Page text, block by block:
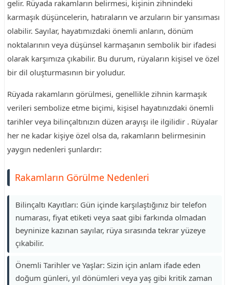
gelir. Rüyada rakamların belirmesi, kişinin zihnindeki
karmaşık düşüncelerin, hatıraların ve arzuların bir yansıması
olabilir. Sayılar, hayatımızdaki önemli anların, dönüm
noktalarının veya düşünsel karmaşanın sembolik bir ifadesi
olarak karşımıza çıkabilir. Bu durum, rüyaların kişisel ve özel
bir dil oluşturmasının bir yoludur.
Rüyada rakamların görülmesi, genellikle zihnin karmaşık
verileri sembolize etme biçimi, kişisel hayatınızdaki önemli
tarihler veya bilinçaltınızın düzen arayışı ile ilgilidir . Rüyalar
her ne kadar kişiye özel olsa da, rakamların belirmesinin
yaygın nedenleri şunlardır:
Rakamların Görülme Nedenleri
Bilinçaltı Kayıtları: Gün içinde karşılaştığınız bir telefon
numarası, fiyat etiketi veya saat gibi farkında olmadan
beyninize kazınan sayılar, rüya sırasında tekrar yüzeye
çıkabilir.
Önemli Tarihler ve Yaşlar: Sizin için anlam ifade eden
doğum günleri, yıl dönümleri veya yaş gibi kritik zaman